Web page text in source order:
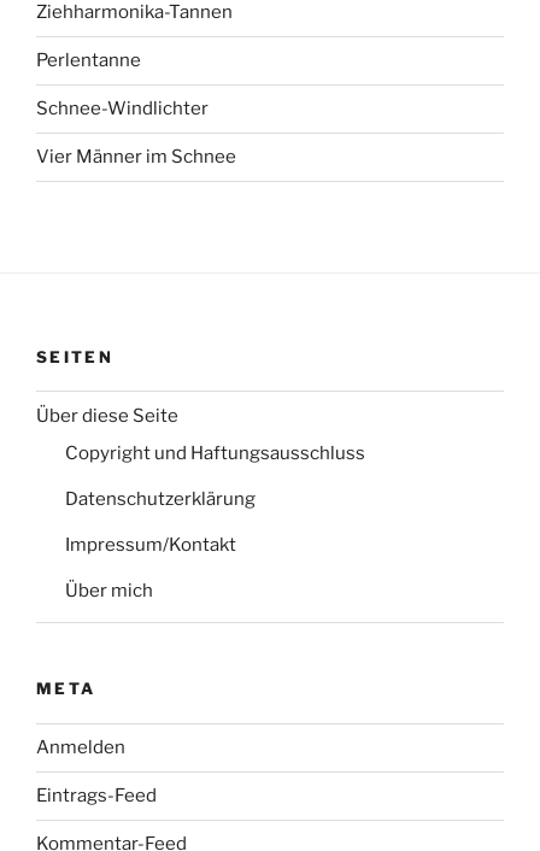
Ziehharmonika-Tannen
Perlentanne
Schnee-Windlichter
Vier Männer im Schnee
SEITEN
Über diese Seite
Copyright und Haftungsausschluss
Datenschutzerklärung
Impressum/Kontakt
Über mich
META
Anmelden
Eintrags-Feed
Kommentar-Feed